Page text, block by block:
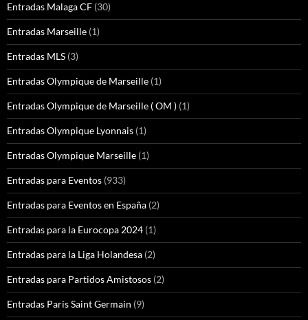
Entradas Malaga CF (30)
Entradas Marseille (1)
Entradas MLS (3)
Entradas Olympique de Marseille (1)
Entradas Olympique de Marseille ( OM ) (1)
Entradas Olympique Lyonnais (1)
Entradas Olympique Marseille (1)
Entradas para Eventos (933)
Entradas para Eventos en España (2)
Entradas para la Eurocopa 2024 (1)
Entradas para la Liga Holandesa (2)
Entradas para Partidos Amistosos (2)
Entradas Paris Saint Germain (9)